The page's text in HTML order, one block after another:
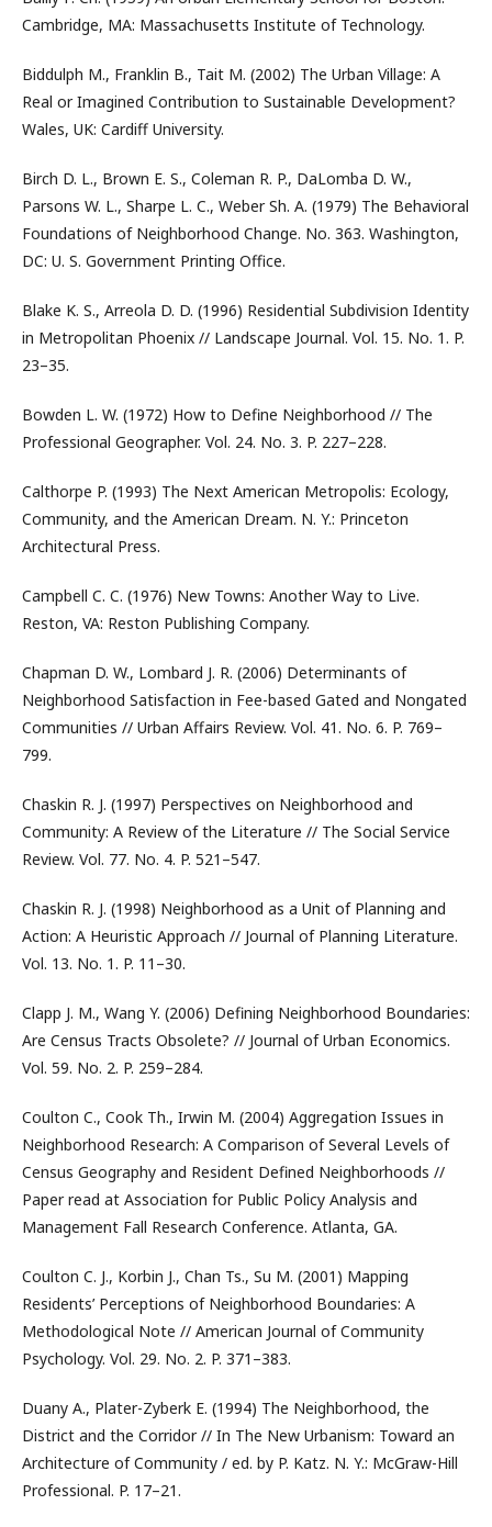
Cambridge, MA: Massachusetts Institute of Technology.
Biddulph M., Franklin B., Tait M. (2002) The Urban Village: A
Real or Imagined Contribution to Sustainable Development?
Wales, UK: Cardiff University.
Birch D. L., Brown E. S., Coleman R. P., DaLomba D. W.,
Parsons W. L., Sharpe L. C., Weber Sh. A. (1979) The Behavioral
Foundations of Neighborhood Change. No. 363. Washington,
DC: U. S. Government Printing Office.
Blake K. S., Arreola D. D. (1996) Residential Subdivision Identity
in Metropolitan Phoenix // Landscape Journal. Vol. 15. No. 1. P.
23–35.
Bowden L. W. (1972) How to Define Neighborhood // The
Professional Geographer. Vol. 24. No. 3. P. 227–228.
Calthorpe P. (1993) The Next American Metropolis: Ecology,
Community, and the American Dream. N. Y.: Princeton
Architectural Press.
Campbell C. C. (1976) New Towns: Another Way to Live.
Reston, VA: Reston Publishing Company.
Chapman D. W., Lombard J. R. (2006) Determinants of
Neighborhood Satisfaction in Fee-based Gated and Nongated
Communities // Urban Affairs Review. Vol. 41. No. 6. P. 769–
799.
Chaskin R. J. (1997) Perspectives on Neighborhood and
Community: A Review of the Literature // The Social Service
Review. Vol. 77. No. 4. P. 521–547.
Chaskin R. J. (1998) Neighborhood as a Unit of Planning and
Action: A Heuristic Approach // Journal of Planning Literature.
Vol. 13. No. 1. P. 11–30.
Clapp J. M., Wang Y. (2006) Defining Neighborhood Boundaries:
Are Census Tracts Obsolete? // Journal of Urban Economics.
Vol. 59. No. 2. P. 259–284.
Coulton C., Cook Th., Irwin M. (2004) Aggregation Issues in
Neighborhood Research: A Comparison of Several Levels of
Census Geography and Resident Defined Neighborhoods //
Paper read at Association for Public Policy Analysis and
Management Fall Research Conference. Atlanta, GA.
Coulton C. J., Korbin J., Chan Ts., Su M. (2001) Mapping
Residents’ Perceptions of Neighborhood Boundaries: A
Methodological Note // American Journal of Community
Psychology. Vol. 29. No. 2. P. 371–383.
Duany A., Plater-Zyberk E. (1994) The Neighborhood, the
District and the Corridor // In The New Urbanism: Toward an
Architecture of Community / ed. by P. Katz. N. Y.: McGraw-Hill
Professional. P. 17–21.